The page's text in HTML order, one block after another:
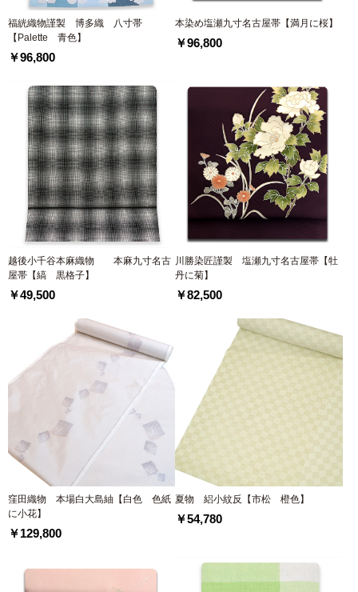
福絖織物謹製 博多織 八寸帯
【Palette 青色】
￥96,800
本染め塩瀬九寸名古屋帯【満月に桜】
￥96,800
越後小千谷本麻織物 本麻九寸名古
屋帯【縞 黒格子】
￥49,500
川勝染匠謹製 塩瀬九寸名古屋帯【牡
丹に菊】
￥82,500
窪田織物 本場白大島紬【白色 色紙
に小花】
￥129,800
夏物 絽小紋反【市松 橙色】
￥54,780